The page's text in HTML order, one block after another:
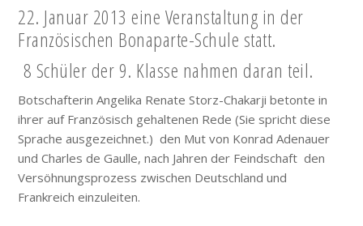
22. Januar 2013 eine Veranstaltung in der
Französischen Bonaparte-Schule statt.
8 Schüler der 9. Klasse nahmen daran teil.
Botschafterin Angelika Renate Storz-Chakarji betonte in
ihrer auf Französisch gehaltenen Rede (Sie spricht diese
Sprache ausgezeichnet.) den Mut von Konrad Adenauer
und Charles de Gaulle, nach Jahren der Feindschaft den
Versöhnungsprozess zwischen Deutschland und
Frankreich einzuleiten.